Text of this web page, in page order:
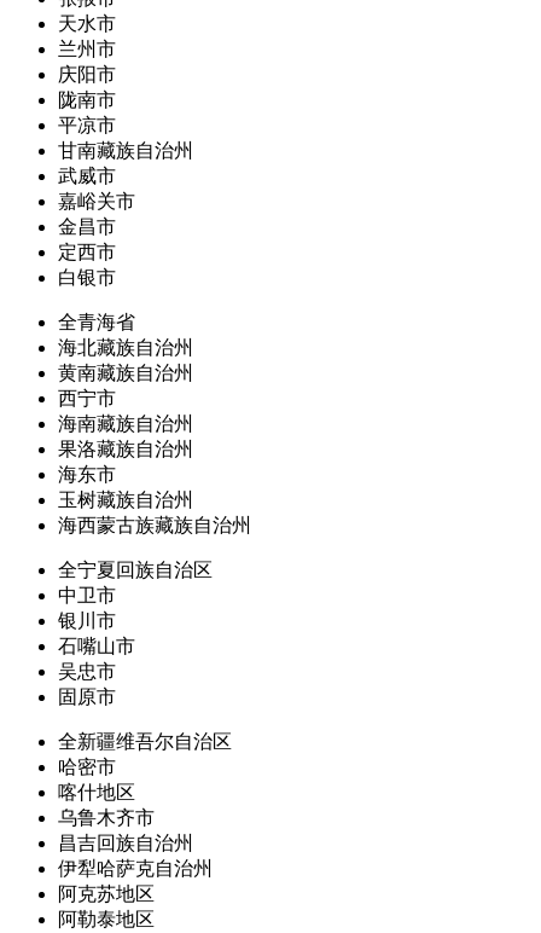
天水市
兰州市
庆阳市
陇南市
平凉市
甘南藏族自治州
武威市
嘉峪关市
金昌市
定西市
白银市
全青海省
海北藏族自治州
黄南藏族自治州
西宁市
海南藏族自治州
果洛藏族自治州
海东市
玉树藏族自治州
海西蒙古族藏族自治州
全宁夏回族自治区
中卫市
银川市
石嘴山市
吴忠市
固原市
全新疆维吾尔自治区
哈密市
喀什地区
乌鲁木齐市
昌吉回族自治州
伊犁哈萨克自治州
阿克苏地区
阿勒泰地区